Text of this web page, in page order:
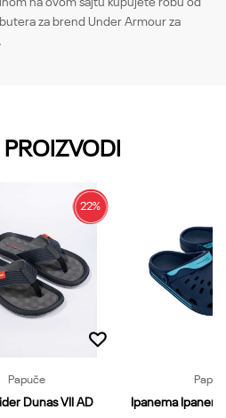
za brend Under Armour za
22%
Papuče
Dunas VII AD
Ipanema